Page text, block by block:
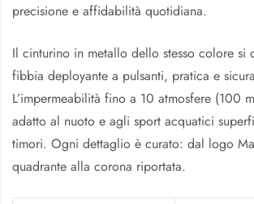
precisione e affidabilità quotidiana.
Il cinturino in metallo dello stesso colore si
fibbia deployante a pulsanti, pratica e
L’impermeabilità fino a 10 atmosfere (100
adatto al nuoto e agli sport acquatici
timori. Ogni dettaglio è curato: dal logo
quadrante alla corona riportata.